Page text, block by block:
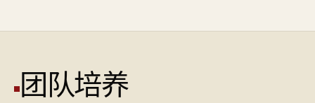
团队培养